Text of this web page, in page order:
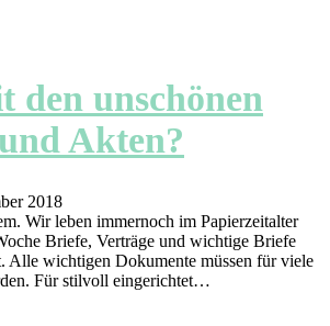
den unschönen
Akten?
2018
Wir leben immernoch im Papierzeitalter
Briefe, Verträge und wichtige Briefe
Alle wichtigen Dokumente müssen für viele
Für stilvoll eingerichtet…